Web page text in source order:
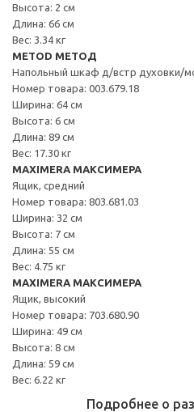
Высота: 2 см
Длина: 66 см
Вес: 3.34 кг
METOD МЕТОД
Напольный шкаф д/встр духовки/
Номер товара: 003.679.18
Ширина: 64 см
Высота: 6 см
Длина: 89 см
Вес: 17.30 кг
MAXIMERA МАКСИМЕРА
Ящик, средний
Номер товара: 803.681.03
Ширина: 32 см
Высота: 7 см
Длина: 55 см
Вес: 4.75 кг
MAXIMERA МАКСИМЕРА
Ящик, высокий
Номер товара: 703.680.90
Ширина: 49 см
Высота: 8 см
Длина: 59 см
Вес: 6.22 кг
Подробнее о